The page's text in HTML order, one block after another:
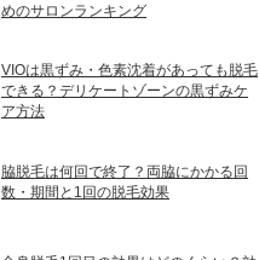
めのサロンランキング
VIOは黒ずみ・色素沈着があっても脱毛
できる？デリケートゾーンの黒ずみケ
ア方法
脇脱毛は何回で終了？両脇にかかる回
数・期間と1回の脱毛効果